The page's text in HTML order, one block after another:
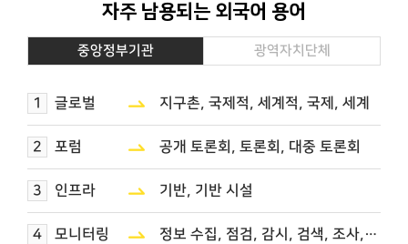
자주 남용되는 외국어 용어
중앙정부기관
1 글로벌 지구촌, 국제적, 세계적, 국제, 세계
2 포럼 공개 토론회, 토론회, 대중 토론회
3 인프라 기반, 기반 시설
4 모니터링 정보 수집, 점검, 감시, 검색, 조사, 검토, 관찰
광역자치단체